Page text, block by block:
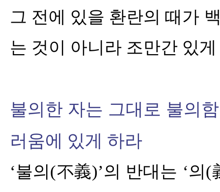
그 전에 있을 환란의 때가
는 것이 아니라 조만간 있
불의한 자는 그대로 불의
러움에 있게 하라
‘불의(不義)’의 반대는 ‘의(